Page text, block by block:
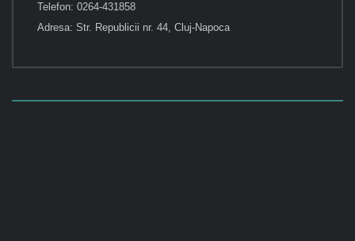
Telefon: 0264-431858
Adresa: Str. Republicii nr. 44, Cluj-Napoca